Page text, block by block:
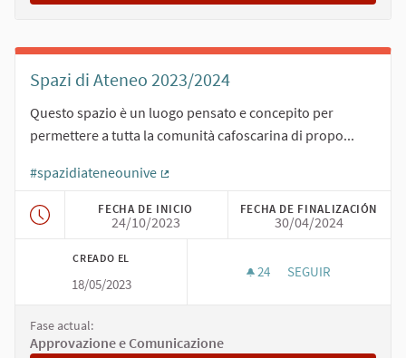
Spazi di Ateneo 2023/2024
Questo spazio è un luogo pensato e concepito per
permettere a tutta la comunità cafoscarina di propo...
#spazidiateneounive
FECHA DE INICIO
24/10/2023
FECHA DE FINALIZACIÓN
30/04/2024
CREADO EL
18/05/2023
24 24 SEGUIDORAS
SEGUIR
Fase actual:
Approvazione e Comunicazione